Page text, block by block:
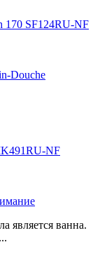
170 SF124RU-NF
Douche
NF
является ванна.